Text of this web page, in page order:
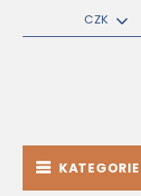
CZK
KATEGORIE